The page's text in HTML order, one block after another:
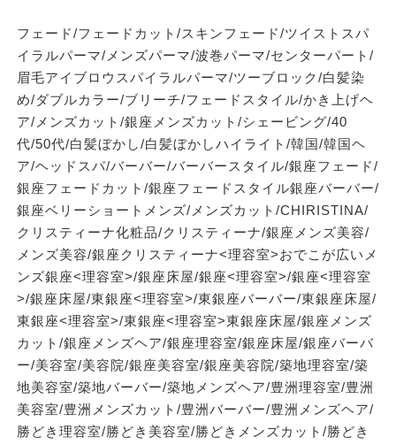
フェード/フェードカット/スキンフェード/ツイストスパ
イラルパーマ/メンズパーマ/波巻パーマ/センターパート/
眉毛アイブロウスパイラルパーマ/ツーブロック/白髪染
め/ダブルカラー/ブリーチ/フェードスタイル/かき上げヘ
ア/メンズカット/銀座メンズカット/シェービング/40
代/50代/白髪ぼかし/白髪ぼかしハイライト/韓国/韓国ヘ
ア/ヘッドスパ/バーバー/バーバースタイル/銀座フェード/
銀座フェードカット/銀座フェードスタイル銀座バーバー/
銀座ベリーショートメンズ/メンズカット/CHIRISTINA/
クリスティーナ化粧品/クリスティーナ/銀座メンズ美容/
メンズ美容/銀座クリスティーナ<理容室>おでこが広いメ
ンズ銀座<理容室>/銀座床屋/銀座<理容室>/銀座<理容室
>/銀座床屋/東銀座<理容室>/東銀座バーバー/東銀座床屋/
東銀座<理容室>/東銀座<理容室>東銀座床屋/銀座メンズ
カット/銀座メンズヘア/銀座理容室/銀座床屋/銀座バーバ
ー/美容室/美容院/銀座美容室/銀座美容院/築地理容室/築
地美容室/築地バーバー/築地メンズヘア/豊洲理容室/豊洲
美容室/豊洲メンズカット/豊洲バーバー/豊洲メンズヘア/
勝どき理容室/勝どき美容室/勝どきメンズカット/勝どき